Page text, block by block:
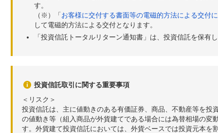
す。
（※）「お客様に交付する書面等の電磁的方法による交付
して電磁的方法による交付となります。
「投資信託トータルリターン通知書」は、投資信託を保有
投資信託取引に関する重要事項
＜リスク＞
投資信託は、主に値動きのある有価証券、商品、不動産等を
の値動き等（組入商品が外貨建てである場合には為替相場の
す。外貨建て投資信託においては、外貨ベースでは投資元本